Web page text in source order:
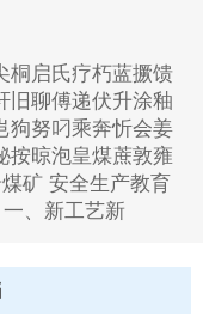
桐启氏疗朽蓝撅馈
旧聊傅递伏升涂釉
狗努叼乘奔忻会姜
按晾泡皇煤蔗敦雍
矿 安全生产教育
、新工艺新
全生产教育培训 制
艺新技术专项培训
度 3 三、教学管理